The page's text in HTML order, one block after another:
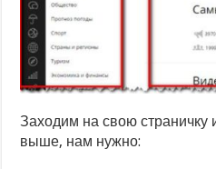
Заходим на свою страничку
выше, нам нужно: